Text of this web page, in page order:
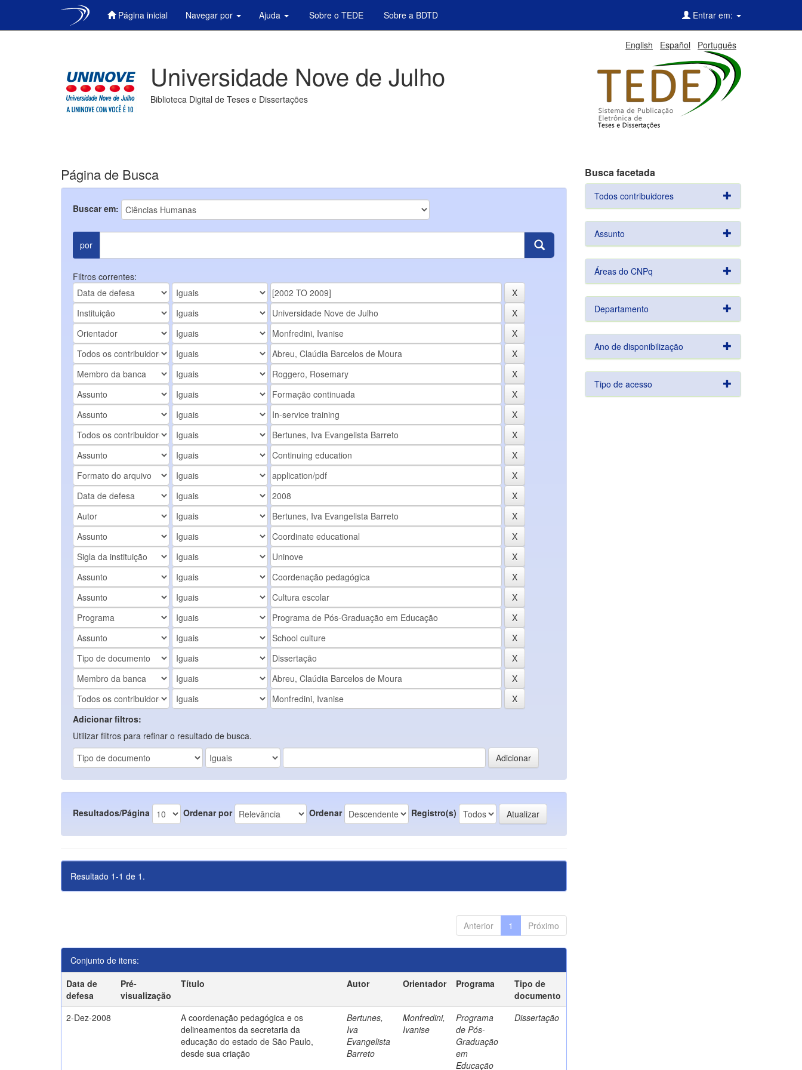
Página inicial Navegar por Ajuda Sobre o TEDE Sobre a BDTD Entrar em:
English Español Português
Universidade Nove de Julho
Biblioteca Digital de Teses e Dissertações
Página de Busca
Buscar em:
por
Filtros correntes:
Adicionar filtros:
Utilizar filtros para refinar o resultado de busca.
Resultados/Página Ordenar por Ordenar Registro(s)
Resultado 1-1 de 1.
Anterior 1 Próximo
Conjunto de itens:
Data de
defesa
Pré-
visualização
Título Autor Orientador Programa
Tipo de
documento
2-Dez-2008
A coordenação pedagógica e os
delineamentos da secretaria da
educação do estado de São Paulo,
desde sua criação
Bertunes,
Iva
Evangelista
Barreto
Monfredini,
Ivanise
Programa
de Pós-
Graduação
em
Educação
Dissertação
Busca facetada
Todos contribuidores
Assunto
Áreas do CNPq
Departamento
Ano de disponibilização
Tipo de acesso